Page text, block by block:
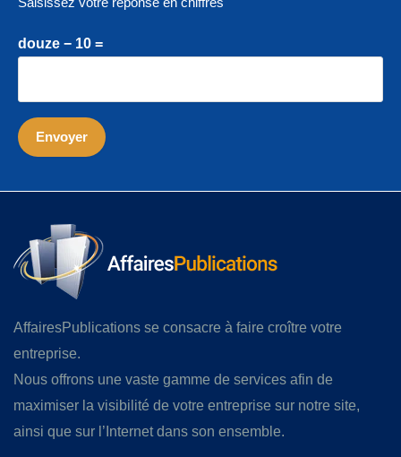
douze − 10 =
AffairesPublications se consacre à faire croître votre
entreprise.
Nous offrons une vaste gamme de services afin de
maximiser la visibilité de votre entreprise sur notre site,
ainsi que sur l’Internet dans son ensemble.